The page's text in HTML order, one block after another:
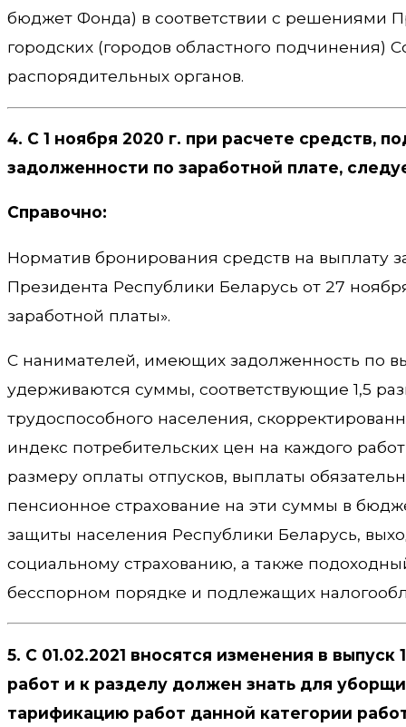
бюджет Фонда) в соответствии с решениями
городских (городов областного подчинения)
распорядительных органов.
4. С 1 ноября 2020 г. при расчете средств,
задолженности по заработной плате,
Справочно:
Норматив бронирования средств на выплату
Президента Республики Беларусь от 27
заработной платы».
С нанимателей, имеющих задолженность по
удерживаются суммы, соответствующие 1,5
трудоспособного населения,
индекс потребительских цен на каждого
размеру оплаты отпусков, выплаты
пенсионное страхование на эти суммы в
защиты населения Республики Беларусь,
социальному страхованию, а также
бесспорном порядке и подлежащих
5. С 01.02.2021 вносятся изменения в
работ и к разделу должен знать для
тарификацию работ данной категории